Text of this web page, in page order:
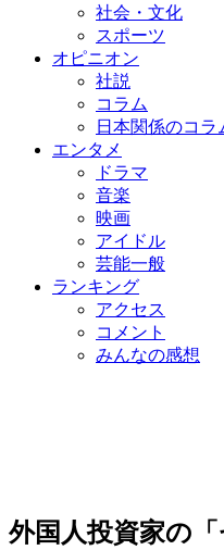
社会・文化
スポーツ
オピニオン
社説
コラム
日本関係のコラ
エンタメ
ドラマ
音楽
映画
アイドル
芸能一般
ランキング
アクセス
コメント
みんなの感想
外国人投資家の